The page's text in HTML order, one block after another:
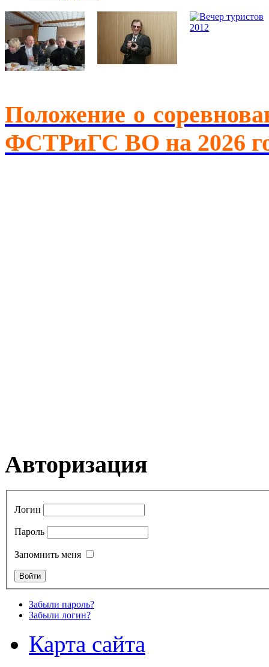
Положение о
ФСТРиГС ВО на 2026
Авторизация
Логин
Пароль
Запомнить меня
Забыли пароль?
Забыли логин?
Карта сайта